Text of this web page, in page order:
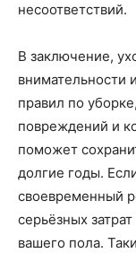
несоответствий.
В заключение,
внимательности
правил по
повреждений и
поможет
долгие годы.
своевременный
серьёзных
вашего пола.